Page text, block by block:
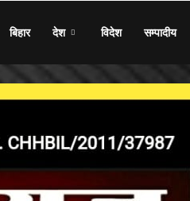
बिहार देश विदेश सम्पादीय